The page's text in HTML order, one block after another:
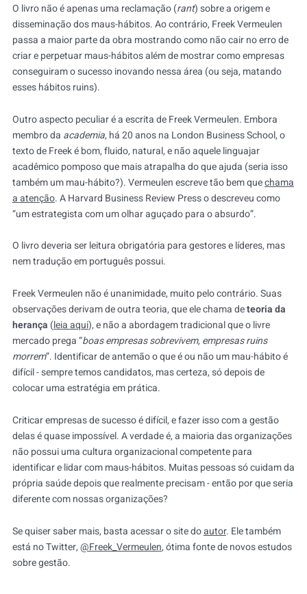
O livro não é apenas uma reclamação (rant) sobre a origem e
disseminação dos maus-hábitos. Ao contrário, Freek Vermeulen
passa a maior parte da obra mostrando como não cair no erro de
criar e perpetuar maus-hábitos além de mostrar como empresas
conseguiram o sucesso inovando nessa área (ou seja, matando
esses hábitos ruins).
Outro aspecto peculiar é a escrita de Freek Vermeulen. Embora
membro da academia, há 20 anos na London Business School, o
texto de Freek é bom, fluido, natural, e não aquele linguajar
acadêmico pomposo que mais atrapalha do que ajuda (seria isso
também um mau-hábito?). Vermeulen escreve tão bem quechama
a atenção. A Harvard Business Review Press o descreveu como
“um estrategista com um olhar aguçado para o absurdo”.
O livro deveria ser leitura obrigatória para gestores e líderes, mas
nem tradução em português possui.
Freek Vermeulen não é unanimidade, muito pelo contrário. Suas
observações derivam de outra teoria, que ele chama deteoria da
herança (leia aqui), e não a abordagem tradicional que o livre
mercado prega “boas empresas sobrevivem, empresas ruins
morrem”. Identificar de antemão o que é ou não um mau-hábito é
difícil - sempre temos candidatos, mas certeza, só depois de
colocar uma estratégia em prática.
Criticar empresas de sucesso é difícil, e fazer isso com a gestão
delas é quase impossível. A verdade é, a maioria das organizações
não possui uma cultura organizacional competente para
identificar e lidar com maus-hábitos. Muitas pessoas só cuidam da
própria saúde depois que realmente precisam - então por que seria
diferente com nossas organizações?
Se quiser saber mais, basta acessar o site doautor. Ele também
está no Twitter,@Freek_Vermeulen, ótima fonte de novos estudos
sobre gestão.